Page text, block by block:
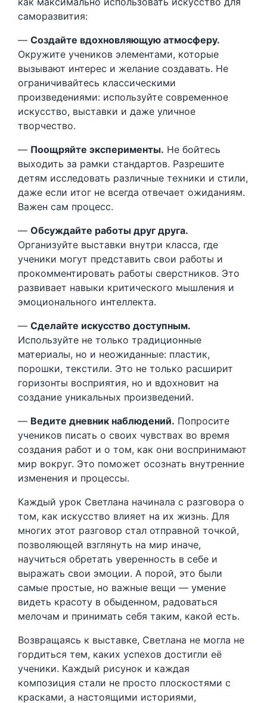
саморазвития:
— Создайте вдохновляющую атмосферу.
Окружите учеников элементами, которые
вызывают интерес и желание создавать. Не
ограничивайтесь классическими
произведениями: используйте современное
искусство, выставки и даже уличное
творчество.
— Поощряйте эксперименты. Не бойтесь
выходить за рамки стандартов. Разрешите
детям исследовать различные техники и стили,
даже если итог не всегда отвечает ожиданиям.
Важен сам процесс.
— Обсуждайте работы друг друга.
Организуйте выставки внутри класса, где
ученики могут представить свои работы и
прокомментировать работы сверстников. Это
развивает навыки критического мышления и
эмоционального интеллекта.
— Сделайте искусство доступным.
Используйте не только традиционные
материалы, но и неожиданные: пластик,
порошки, текстили. Это не только расширит
горизонты восприятия, но и вдохновит на
создание уникальных произведений.
— Ведите дневник наблюдений. Попросите
учеников писать о своих чувствах во время
создания работ и о том, как они воспринимают
мир вокруг. Это поможет осознать внутренние
изменения и процессы.
Каждый урок Светлана начинала с разговора о
том, как искусство влияет на их жизнь. Для
многих этот разговор стал отправной точкой,
позволяющей взглянуть на мир иначе,
научиться обретать уверенность в себе и
выражать свои эмоции. А порой, это были
самые простые, но важные вещи — умение
видеть красоту в обыденном, радоваться
мелочам и принимать себя таким, какой есть.
Возвращаясь к выставке, Светлана не могла не
гордиться тем, каких успехов достигли её
ученики. Каждый рисунок и каждая
композиция стали не просто плоскостями с
красками, а настоящими историями,